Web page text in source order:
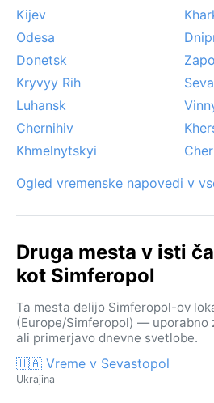
Kijev
Odesa
Donetsk
Kryvyy Rih
Luhansk
Chernihiv
Khmelnytskyi
Ogled vremenske napovedi v
Druga mesta v isti
kot Simferopol
Ta mesta delijo Simferopol-ov
(Europe/Simferopol) — uporabno
ali primerjavo dnevne svetlobe.
🇺🇦 Vreme v Sevastopol
Ukrajina